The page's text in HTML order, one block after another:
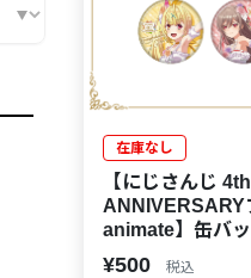
在庫なし
【にじさんじ 4th
ANNIVERSARY
animate】缶バ
ン A ver.
¥500 税込